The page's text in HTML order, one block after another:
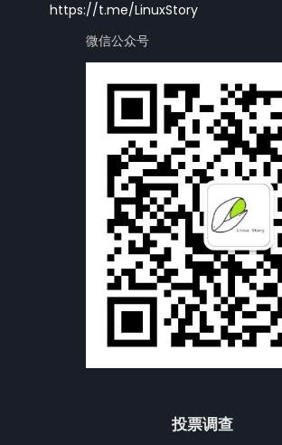
https://t.me/LinuxStory
微信公众号
投票调查